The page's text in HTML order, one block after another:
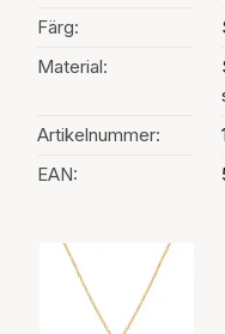
Färg:
Material:
Artikelnummer:
EAN:
Val av färg